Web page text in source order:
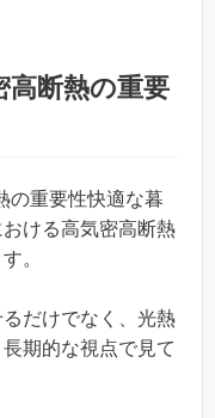
高断熱の重要
の重要性快適な暮
ける高気密高断熱
。
だけでなく、光熱
期的な視点で見て